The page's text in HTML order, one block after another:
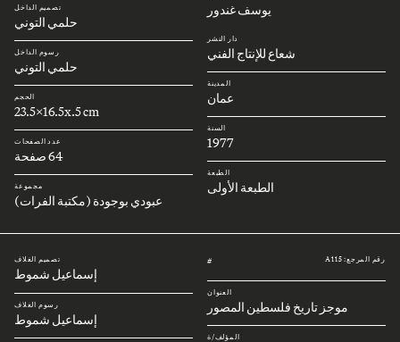
يوسف غندور
دار النشر
شعاع للإنتاج الفني
المدينة
عمان
السنة
1977
الطبعة
الطبعة الأولى
تصميم الداخل
حلمي التوني
رسوم الداخل
حلمي التوني
الحجم
23.5x16.5x.5 cm
عدد الصفحات
64 صفحة
مجموعة
عبودي بوجودة (مكتبة الفرات)
رقم المرجع: A115 #
العنوان
موجز تاريخ فلسطين المصور
المؤلف/ة
تصميم الغلاف
إسماعيل شموط
رسوم الغلاف
إسماعيل شموط